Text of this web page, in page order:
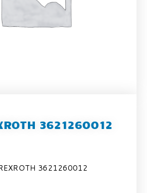
3621260012
3621260012